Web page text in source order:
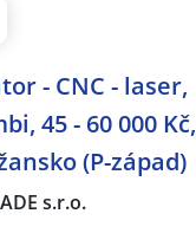
- CNC - laser,
45 - 60 000 Kč,
(P-západ)
s.r.o.